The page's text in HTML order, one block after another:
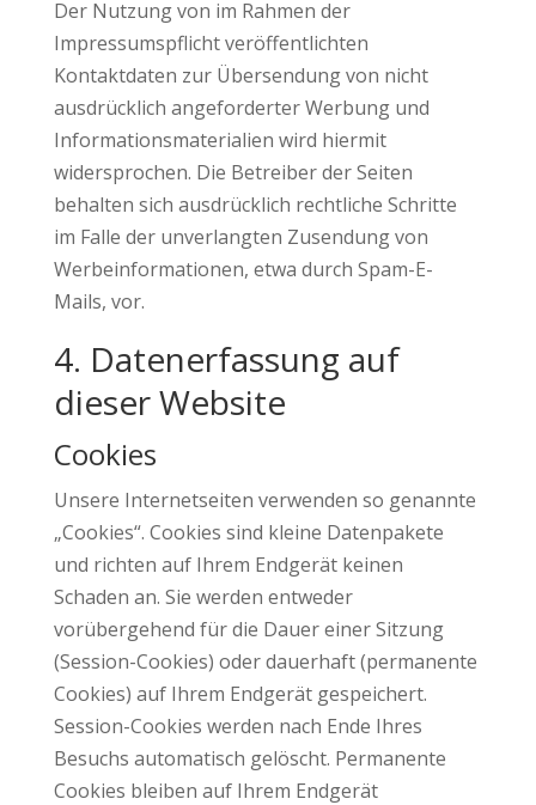
Der Nutzung von im Rahmen der
Impressumspflicht veröffentlichten
Kontaktdaten zur Übersendung von nicht
ausdrücklich angeforderter Werbung und
Informationsmaterialien wird hiermit
widersprochen. Die Betreiber der Seiten
behalten sich ausdrücklich rechtliche Schritte
im Falle der unverlangten Zusendung von
Werbeinformationen, etwa durch Spam-E-
Mails, vor.
4. Datenerfassung auf
dieser Website
Cookies
Unsere Internetseiten verwenden so genannte
„Cookies“. Cookies sind kleine Datenpakete
und richten auf Ihrem Endgerät keinen
Schaden an. Sie werden entweder
vorübergehend für die Dauer einer Sitzung
(Session-Cookies) oder dauerhaft (permanente
Cookies) auf Ihrem Endgerät gespeichert.
Session-Cookies werden nach Ende Ihres
Besuchs automatisch gelöscht. Permanente
Cookies bleiben auf Ihrem Endgerät